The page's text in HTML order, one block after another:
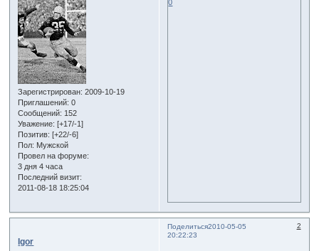
Зарегистрирован: 2009-10-19
Приглашений: 0
Сообщений: 152
Уважение: [+17/-1]
Позитив: [+22/-6]
Пол: Мужской
Провел на форуме:
3 дня 4 часа
Последний визит:
2011-08-18 18:25:04
0
Поделиться 2
2010-05-05
20:22:23
Igor